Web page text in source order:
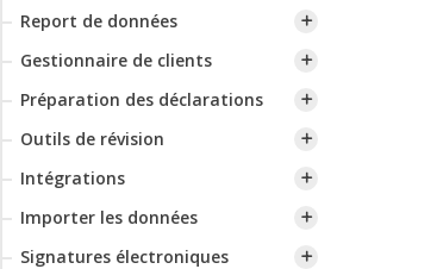
Report de données
Gestionnaire de clients
Préparation des déclarations
Outils de révision
Intégrations
Importer les données
Signatures électroniques